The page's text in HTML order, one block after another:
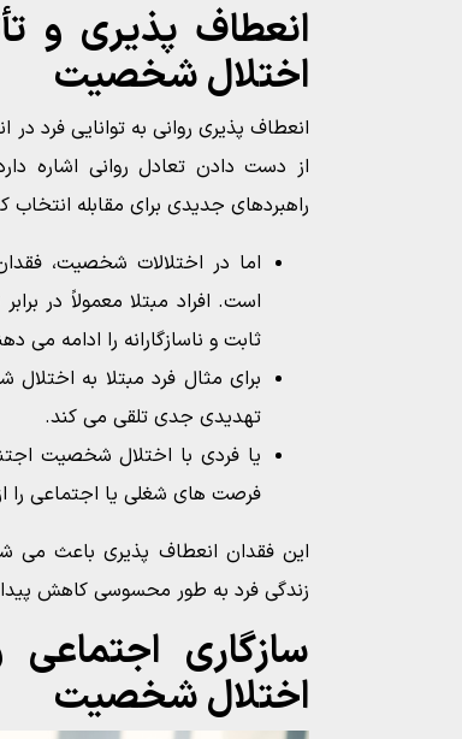
انعطاف پذیری و
اختلال شخصیت
انعطاف پذیری روانی به توانایی فرد
از دست دادن تعادل روانی اشاره
راهبردهای جدیدی برای مقابله
اما در اختلالات شخصیت،
است. افراد مبتلا معمولاً در
ثابت و ناسازگارانه را ادامه می
برای مثال فرد مبتلا به اختلال
تهدیدی جدی تلقی می کند.
یا فردی با اختلال شخصیت
فرصت های شغلی یا اجتماعی
این فقدان انعطاف پذیری باعث می
زندگی فرد به طور محسوسی کاهش
سازگاری
اختلال شخصیت